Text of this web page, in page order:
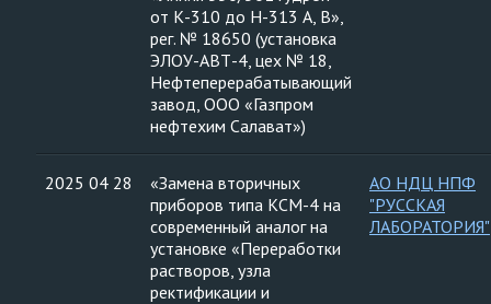
от К-310 до Н-313 А, В»,
рег. № 18650 (установка
ЭЛОУ-АВТ-4, цех № 18,
Нефтеперерабатывающий
завод, ООО «Газпром
нефтехим Салават»)
2025 04 28
«Замена вторичных
приборов типа КСМ-4 на
современный аналог на
установке «Переработки
растворов, узла
ректификации и
АО НДЦ НПФ
"РУССКАЯ
ЛАБОРАТОРИЯ"